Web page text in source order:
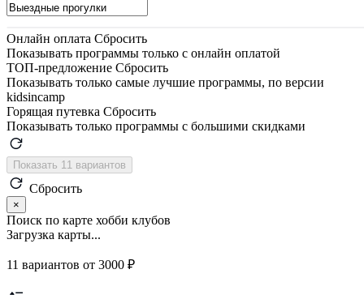
Онлайн оплата Сбросить
Показывать программы только с онлайн оплатой
ТОП-предложение Сбросить
Показывать только самые лучшие программы, по версии
kidsincamp
Горящая путевка Сбросить
Показывать только программы с большими скидками
Показать 11 вариантов
Сбросить
×
Поиск по карте хобби клубов
Загрузка карты...
11 вариантов от 3000 ₽